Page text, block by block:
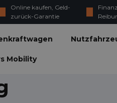
Online kaufen, Geld-
zurück-Garantie
Mobility